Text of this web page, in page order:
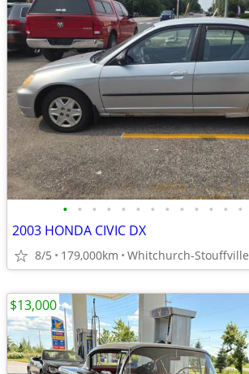
• • • • • • • • • • • • •
2003 HONDA CIVIC DX
8/5 179,000km Whitchurch-Stouffville
$13,000